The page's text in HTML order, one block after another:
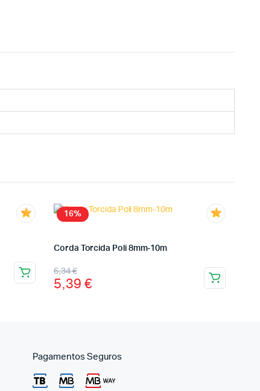
16%
Corda Torcida Poli 8mm-10m
6,34€
5,39 €
Pagamentos Seguros